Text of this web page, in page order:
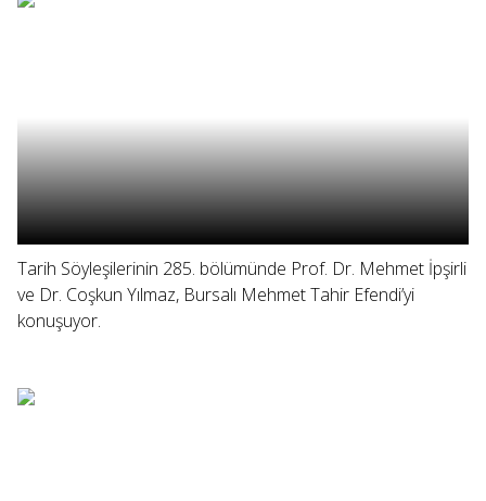
Tarih Söyleşilerinin 285. bölümünde Prof. Dr. Mehmet İpşirli
ve Dr. Coşkun Yılmaz, Bursalı Mehmet Tahir Efendi’yi
konuşuyor.